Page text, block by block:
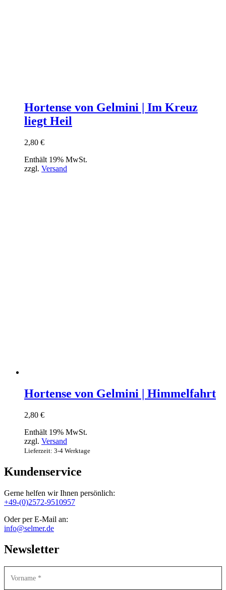
Hortense von Gelmini | Im Kreuz
liegt Heil
2,80 €
Enthält 19% MwSt.
zzgl. Versand
Hortense von Gelmini | Himmelfahrt
2,80 €
Enthält 19% MwSt.
zzgl. Versand
Lieferzeit: 3-4 Werktage
Kundenservice
Gerne helfen wir Ihnen persönlich:
+49-(0)2572-9510957
Oder per E-Mail an:
info@selmer.de
Newsletter